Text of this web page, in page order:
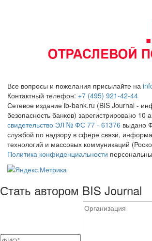
Все вопросы и пожелания присылайте на
Контактный телефон: +7 (495) 921-42-44
Сетевое издание ib-bank.ru (BIS Journal -
безопасность банков) зарегистрировано 10
свидетельство ЭЛ № ФС 77 - 61376 выдано
службой по надзору в сфере связи,
технологий и массовых коммуникаций
Политика конфиденциальности
Стать автором BIS Journal